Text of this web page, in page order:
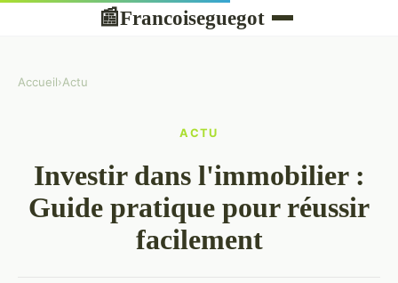
📰Francoiseguegot
Accueil›Actu
ACTU
Investir dans l'immobilier :
Guide pratique pour réussir
facilement